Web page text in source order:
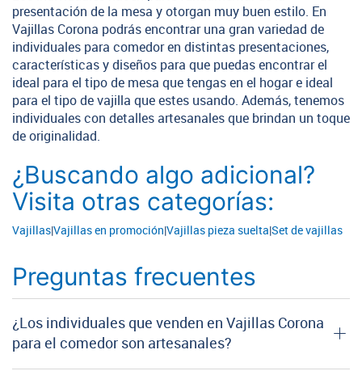
presentación de la mesa y otorgan muy buen estilo. En
Vajillas Corona podrás encontrar una gran variedad de
individuales para comedor en distintas presentaciones,
características y diseños para que puedas encontrar el
ideal para el tipo de mesa que tengas en el hogar e ideal
para el tipo de vajilla que estes usando. Además, tenemos
individuales con detalles artesanales que brindan un toque
de originalidad.
¿Buscando algo adicional?
Visita otras categorías:
Vajillas|Vajillas en promoción|Vajillas pieza suelta|Set de vajillas
Preguntas frecuentes
¿Los individuales que venden en Vajillas Corona
para el comedor son artesanales?